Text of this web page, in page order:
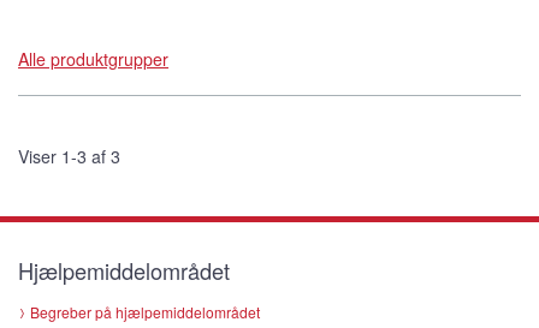
Alle produktgrupper
Viser 1-3 af 3
Hjælpemiddelområdet
Begreber på hjælpemiddelområdet